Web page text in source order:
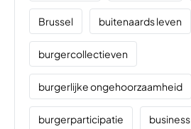
Brussel buitenaards leven
burgercollectieven
burgerlijke ongehoorzaamheid
burgerparticipatie business